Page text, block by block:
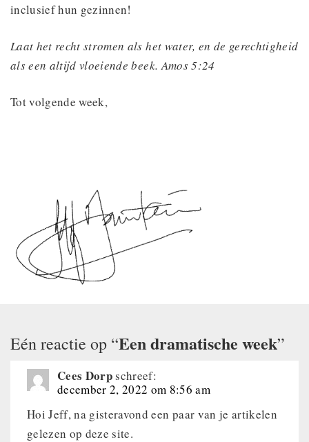
inclusief hun gezinnen!
Laat het recht stromen als het water, en de gerechtigheid
als een altijd vloeiende beek. Amos 5:24
Tot volgende week,
Eén reactie op “Een dramatische week”
Cees Dorpschreef:
december 2, 2022 om 8:56 am
Hoi Jeff, na gisteravond een paar van je artikelen
gelezen op deze site.